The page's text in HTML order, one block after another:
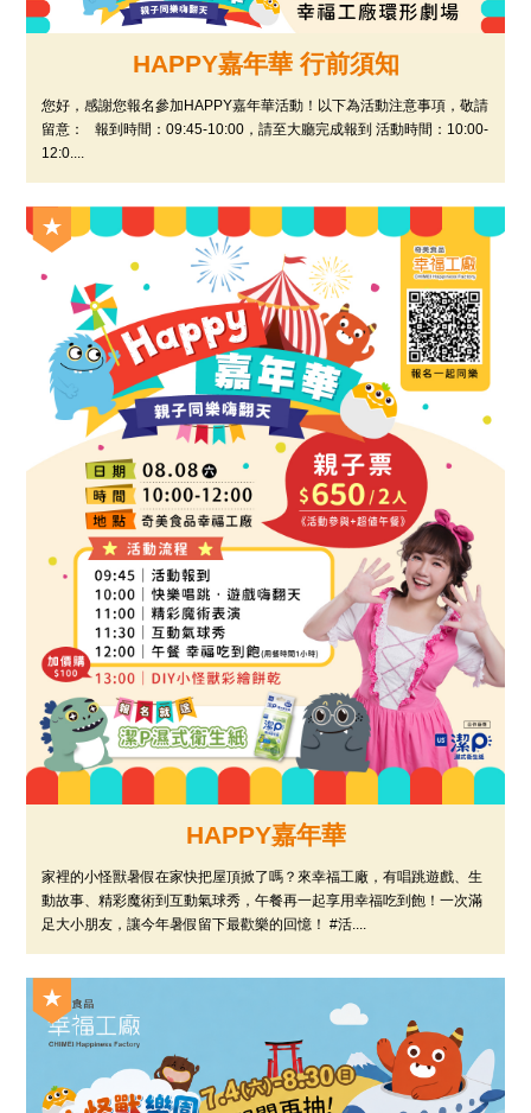
HAPPY嘉年華 行前須知
您好，感謝您報名參加HAPPY嘉年華活動！以下為活動注意事項，敬請
留意： 報到時間：09:45-10:00，請至大廳完成報到 活動時間：10:00-
12:0....
HAPPY嘉年華
家裡的小怪獸暑假在家快把屋頂掀了嗎？來幸福工廠，有唱跳遊戲、生
動故事、精彩魔術到互動氣球秀，午餐再一起享用幸福吃到飽！一次滿
足大小朋友，讓今年暑假留下最歡樂的回憶！ #活....